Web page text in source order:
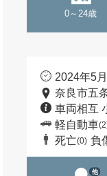
0～24歳
2024年5
奈良市五
車両相互
軽自動車
死亡(0) 負
他